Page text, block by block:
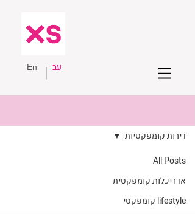
En עב
All Posts
אדריכלות קומפקטית
lifestyle קומפקטי
דירות קומפקטיות